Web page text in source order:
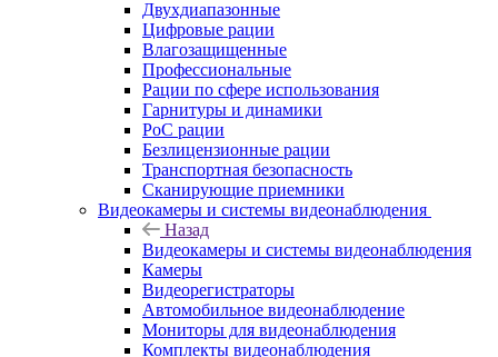
Двухдиапазонные
Цифровые рации
Влагозащищенные
Профессиональные
Рации по сфере использования
Гарнитуры и динамики
PoC рации
Безлицензионные рации
Транспортная безопасность
Сканирующие приемники
Видеокамеры и системы видеонаблюдения
Назад
Видеокамеры и системы видеонаблюдения
Камеры
Видеорегистраторы
Автомобильное видеонаблюдение
Мониторы для видеонаблюдения
Комплекты видеонаблюдения